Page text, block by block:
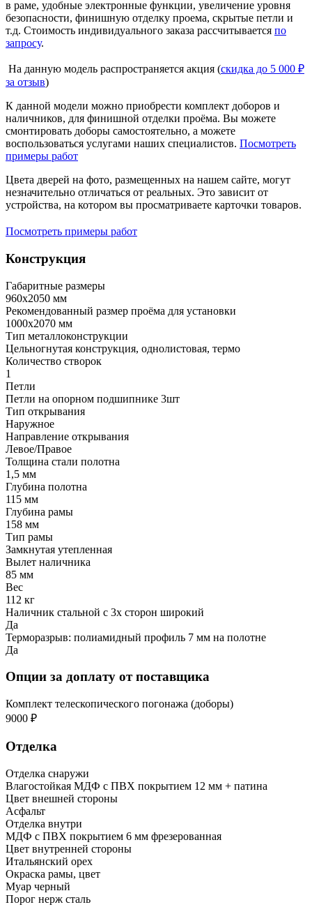
в раме, удобные электронные функции, увеличение уровня
безопасности, финишную отделку проема, скрытые петли и
т.д. Стоимость индивидуального заказа рассчитывается по
запросу.
На данную модель распространяется акция (скидка до 5 000 ₽
за отзыв)
К данной модели можно приобрести комплект доборов и
наличников, для финишной отделки проёма. Вы можете
смонтировать доборы самостоятельно, а можете
воспользоваться услугами наших специалистов. Посмотреть
примеры работ
Цвета дверей на фото, размещенных на нашем сайте, могут
незначительно отличаться от реальных. Это зависит от
устройства, на котором вы просматриваете карточки товаров.
Посмотреть примеры работ
Конструкция
Габаритные размеры
960х2050 мм
Рекомендованный размер проёма для установки
1000х2070 мм
Тип металлоконструкции
Цельногнутая конструкция, однолистовая, термо
Количество створок
1
Петли
Петли на опорном подшипнике 3шт
Тип открывания
Наружное
Направление открывания
Левое/Правое
Толщина стали полотна
1,5 мм
Глубина полотна
115 мм
Глубина рамы
158 мм
Тип рамы
Замкнутая утепленная
Вылет наличника
85 мм
Вес
112 кг
Наличник стальной с 3х сторон широкий
Да
Терморазрыв: полиамидный профиль 7 мм на полотне
Да
Опции за доплату от поставщика
Комплект телескопического погонажа (доборы)
9000 ₽
Отделка
Отделка снаружи
Влагостойкая МДФ с ПВХ покрытием 12 мм + патина
Цвет внешней стороны
Асфальт
Отделка внутри
МДФ с ПВХ покрытием 6 мм фрезерованная
Цвет внутренней стороны
Итальянский орех
Окраска рамы, цвет
Муар черный
Порог нерж сталь